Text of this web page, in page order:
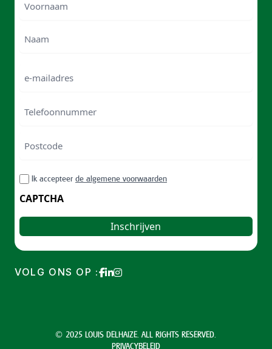
mailadres
/
Postal
RGPDIk accepteer de algemene voorwaarden
CAPTCHA
VOLG ONS OP :
© 2025 LOUIS DELHAIZE. ALL RIGHTS RESERVED.
PRIVACYBELEID